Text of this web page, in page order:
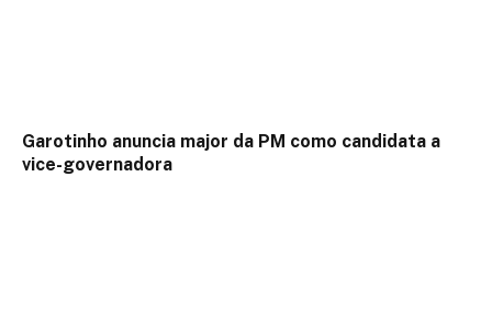
Garotinho anuncia major da PM como candidata a
vice-governadora